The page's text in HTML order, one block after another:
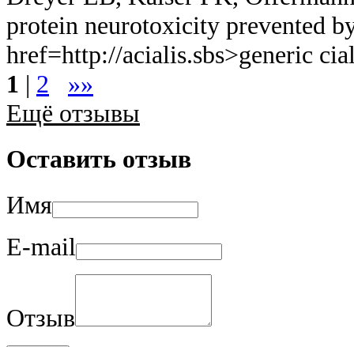
protein neurotoxicity prevented
href=http://acialis.sbs>generic
1 | 2
»»
Ещё отзывы
Оставить отзыв
Имя
E-mail
Отзыв